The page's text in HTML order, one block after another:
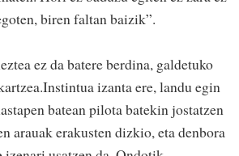
biren faltan baizik”.
ez da batere berdina, galdetuko
izanta ere, landu egin
batean pilota batekin jostatzen
arauak erakusten dizkio, eta denbora